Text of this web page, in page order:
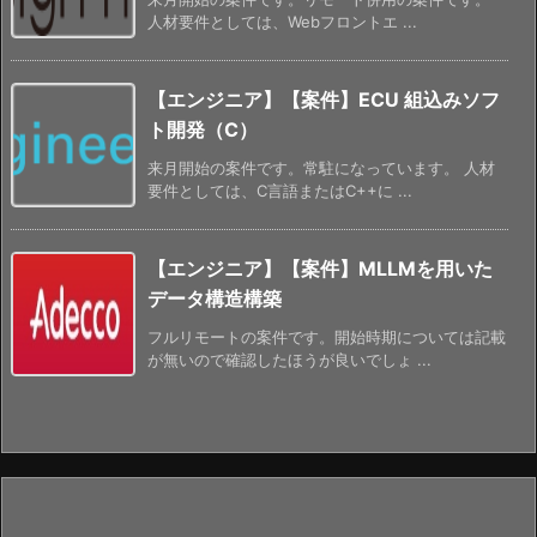
人材要件としては、Webフロントエ ...
【エンジニア】【案件】ECU 組込みソフ
ト開発（C）
来月開始の案件です。常駐になっています。 人材
要件としては、C言語またはC++に ...
【エンジニア】【案件】MLLMを用いた
データ構造構築
フルリモートの案件です。開始時期については記載
が無いので確認したほうが良いでしょ ...